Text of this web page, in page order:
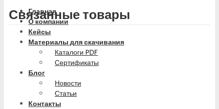
Главная
О компании
Кейсы
Материалы для скачивания
Каталоги PDF
Сертификаты
Блог
Новости
Статьи
Контакты
Связанные товары